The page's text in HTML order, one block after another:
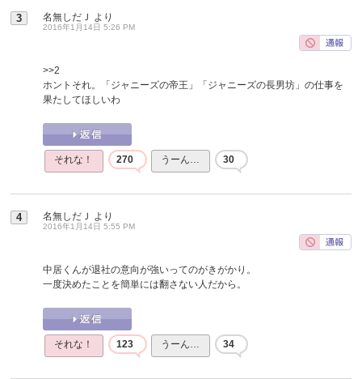
3 名無しだＪ より
2016年1月14日 5:26 PM
>>2
ホントそれ。「ジャニーズの帝王」「ジャニーズの長男坊」の仕事を
果たしてほしいわ
それな！ 270 うーん… 30
4 名無しだＪ より
2016年1月14日 5:55 PM
中居くんが退社の意向が強いってのがきがかり。
一度決めたことを簡単には翻さない人だから。
それな！ 123 うーん… 34